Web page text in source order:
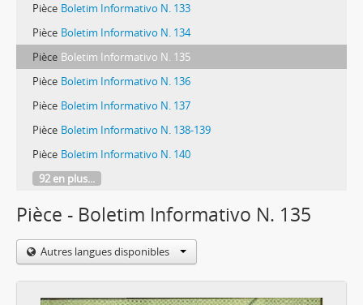
Pièce Boletim Informativo N. 133
Pièce Boletim Informativo N. 134
Pièce Boletim Informativo N. 135
Pièce Boletim Informativo N. 136
Pièce Boletim Informativo N. 137
Pièce Boletim Informativo N. 138-139
Pièce Boletim Informativo N. 140
92 en plus...
Pièce - Boletim Informativo N. 135
Autres langues disponibles